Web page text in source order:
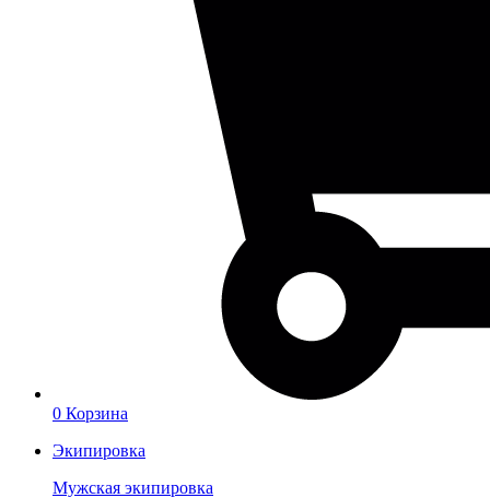
0 Корзина
Экипировка
Мужская экипировка